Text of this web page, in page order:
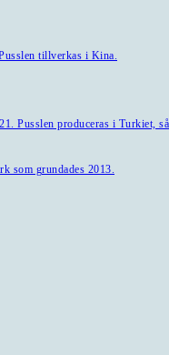
tillverkas i Kina.
Pusslen produceras i Turkiet,
som grundades 2013.